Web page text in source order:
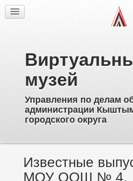
музей
Управления по делам
администрации
городского округа
Об образовательных
Директора
Ветераны образования
Известные выпускники
Пионерское движение
Известные
МОУ ООШ № 4.